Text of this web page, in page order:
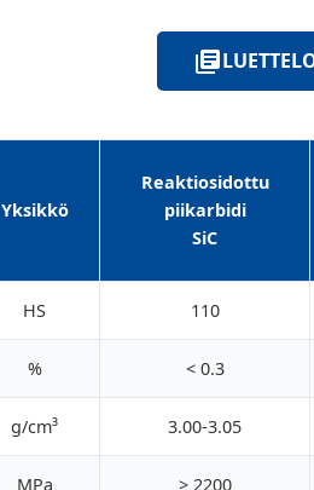
Yksikkö
Reaktiosidottu
piikarbidi
SiC
HS 110
% < 0.3
g/cm³ 3.00-3.05
MPa > 2200